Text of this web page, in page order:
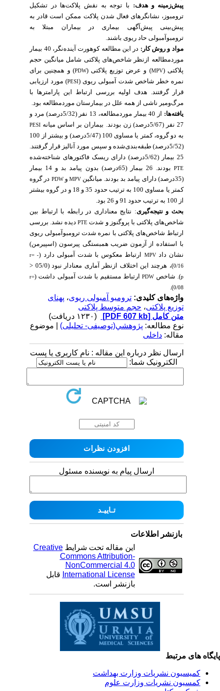
پیش‌زمینه و هدف:با توجه به نقش پلاکت‌ها در تشکیل
ترومبوز، نشانگرهای فعال شدن پلاکت ممکن است قادر به
پیش‌بینی پیش‌آگهی بیماری در بیماران مبتلا به
ترومبوآمبولی حاد ریوی باشند.
مواد و روش کار:
در این مطالعه کوهورت آینده‌نگر، 40 بیمار
موردمطالعه ازنظر شاخص‌های پلاکتی شامل میانگین حجم
پلاکتی (MPV) و عرض توزیع پلاکتی (PDW) و همچنین برای
نمره خطر شاخص شدت آمبولی ریوی (PESI) مورد ارزیابی
قرار گرفتند. هدف اولیه بررسی ارتباط این پارامترها با
مرگ‌ومیر ناشی از همه علل در بیمارستان موردمطالعه بود.
یافته‌ها:
از 40 بیمار موردمطالعه، 13 نفر (5/32درصد) مرد و
27 نفر (5/67درصد) زن بودند. بیماران بر اساس میانه
PESI
به دو گروه، کمتر یا مساوی 100 (5/47درصد) و بیشتر از 100
(5/52درصد) طبقه‌بندی‌شده و سپس مورد آنالیز قرار گرفتند.
25 بیمار (5/62درصد) دارای ریسک فاکتورهای شناخته‌شده
PTE
بودند. 26 بیمار (65درصد) بدون پیامد بد و 14 بیمار
MPVو PDWدر گروه
کمتر یا مساوی 100 به ترتیب حدود 35 و 18 و در گروه بیشتر
بحث و نتیجه‌گیری : نتایج معناداری در رابطه با ارتباط بین
شاخص‌های پلاکتی با پروگنوز و شدتPTEدیده نشد. بررسی
ارتباط شاخص‌های پلاکتی با نمره شدت ترومبوآمبولی ریوی
با استفاده از آزمون ضریب همبستگی پیرسون (اسپیرمن)
نشان دادMPVارتباط معکوس با شدت آمبولی دارد (r= -
0/16)، هرچند این اختلاف ازنظر آماری معنادار نبود (05/0 <
). شاخصPDWارتباط مستقیم با شدت آمبولی داشت (r=
0/08
).
واژه‌های کلیدی:ترومبو آمبولی ریوی،پهنای
توزیع پلاکتی،حجم متوسط پلاکتی
متن کامل[PDF 607 kb]
نوع مطالعه:پژوهشي(توصیفی- تحلیلی) | موضوع
مقاله:داخلی
ارسال نظر درباره این مقاله : نام کاربری یا پست
الکترونیک شما:
ارسال پیام به نویسنده مسئول
بازنشر اطلاعات
این مقاله تحت شرایطCreative
Commons Attribution-
NonCommercial 4.0
International Licenseقابل
بازنشر است.
های مرتبط
کمیسیون نشریات وزارت بهداشت
کمسیون نشریات وزارت علوم